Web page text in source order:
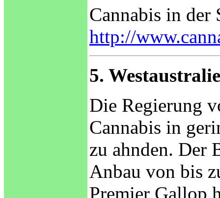
Cannabis in der
http://
5.
Die Regierung
Cannabis in
zu ahnden. Der
Anbau von bis
Premier Gallop